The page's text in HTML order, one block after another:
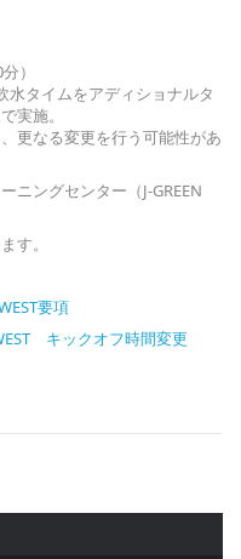
）
水タイムをアディショナルタ
実施。
更なる変更を行う可能性があ
ングセンター（J-GREEN
す。
要項
キックオフ時間変更